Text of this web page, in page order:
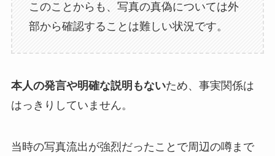
このことからも、写真の真偽については外
部から確認することは難しい状況です。
本人の発言や明確な説明もないため、事実関係は
はっきりしていません。
当時の写真流出が強烈だったことで周辺の噂まで